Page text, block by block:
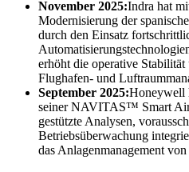
November 2025:Indra hat
Modernisierung der
durch den Einsatz
erhöht die operative
Flughafen- und
September 2025:Honeywell
seiner NAVITAS™ Smart
gestützte Analysen,
Betriebsüberwachung
das Anlagenmanagement